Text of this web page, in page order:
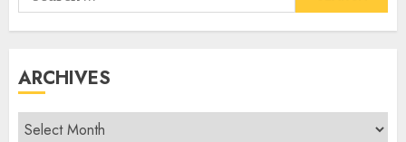
for:
ARCHIVES
Archives